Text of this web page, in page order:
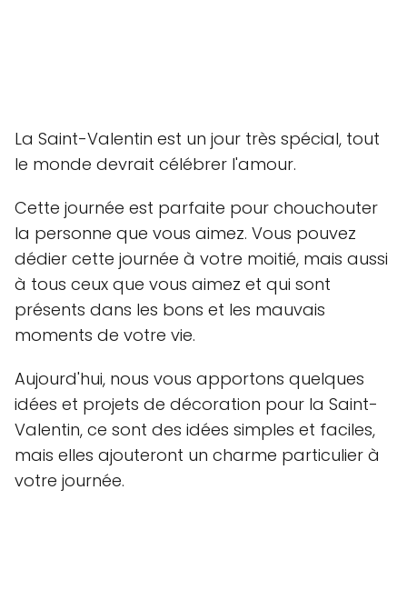
La Saint-Valentin est un jour très spécial, tout
le monde devrait célébrer l'amour.
Cette journée est parfaite pour chouchouter
la personne que vous aimez. Vous pouvez
dédier cette journée à votre moitié, mais aussi
à tous ceux que vous aimez et qui sont
présents dans les bons et les mauvais
moments de votre vie.
Aujourd'hui, nous vous apportons quelques
idées et projets de décoration pour la Saint-
Valentin, ce sont des idées simples et faciles,
mais elles ajouteront un charme particulier à
votre journée.